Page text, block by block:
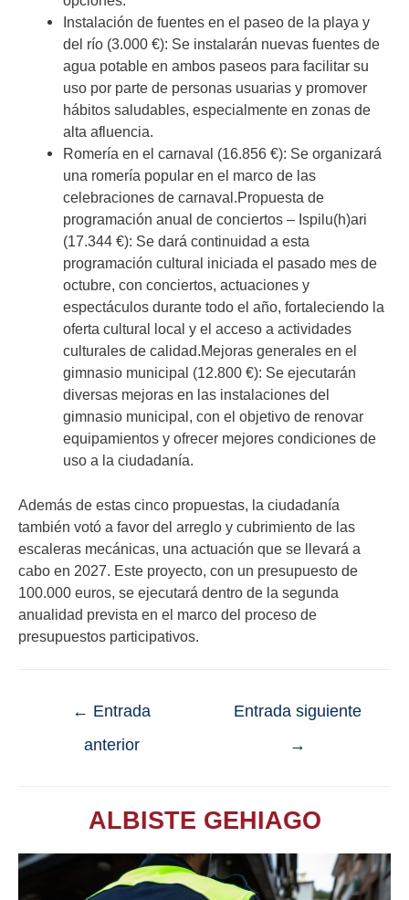
Instalación de fuentes en el paseo de la playa y
del río (3.000 €): Se instalarán nuevas fuentes de
agua potable en ambos paseos para facilitar su
uso por parte de personas usuarias y promover
hábitos saludables, especialmente en zonas de
alta afluencia.
Romería en el carnaval (16.856 €): Se organizará
una romería popular en el marco de las
celebraciones de carnaval.Propuesta de
programación anual de conciertos – Ispilu(h)ari
(17.344 €): Se dará continuidad a esta
programación cultural iniciada el pasado mes de
octubre, con conciertos, actuaciones y
espectáculos durante todo el año, fortaleciendo la
oferta cultural local y el acceso a actividades
culturales de calidad.Mejoras generales en el
gimnasio municipal (12.800 €): Se ejecutarán
diversas mejoras en las instalaciones del
gimnasio municipal, con el objetivo de renovar
equipamientos y ofrecer mejores condiciones de
uso a la ciudadanía.
Además de estas cinco propuestas, la ciudadanía
también votó a favor del arreglo y cubrimiento de las
escaleras mecánicas, una actuación que se llevará a
cabo en 2027. Este proyecto, con un presupuesto de
100.000 euros, se ejecutará dentro de la segunda
anualidad prevista en el marco del proceso de
presupuestos participativos.
← Entrada
anterior
Entrada siguiente
→
ALBISTE GEHIAGO